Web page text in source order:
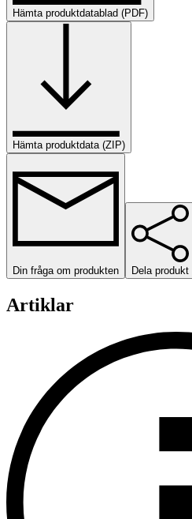
Hämta produktdatablad (PDF)
Hämta produktdata (ZIP)
Din fråga om produkten Dela produkt
Artiklar